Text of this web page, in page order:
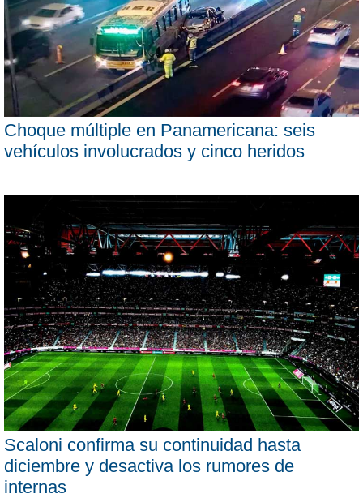
Choque múltiple en Panamericana: seis
vehículos involucrados y cinco heridos
Scaloni confirma su continuidad hasta
diciembre y desactiva los rumores de
internas